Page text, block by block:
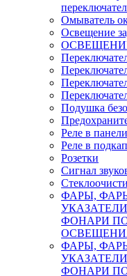
Омыватель
Освещение
Подушка
Реле в
Реле в
Розетки
Сигнал
ФАРЫ,
ФОНАРИ
ФАРЫ,
ФОНАРИ